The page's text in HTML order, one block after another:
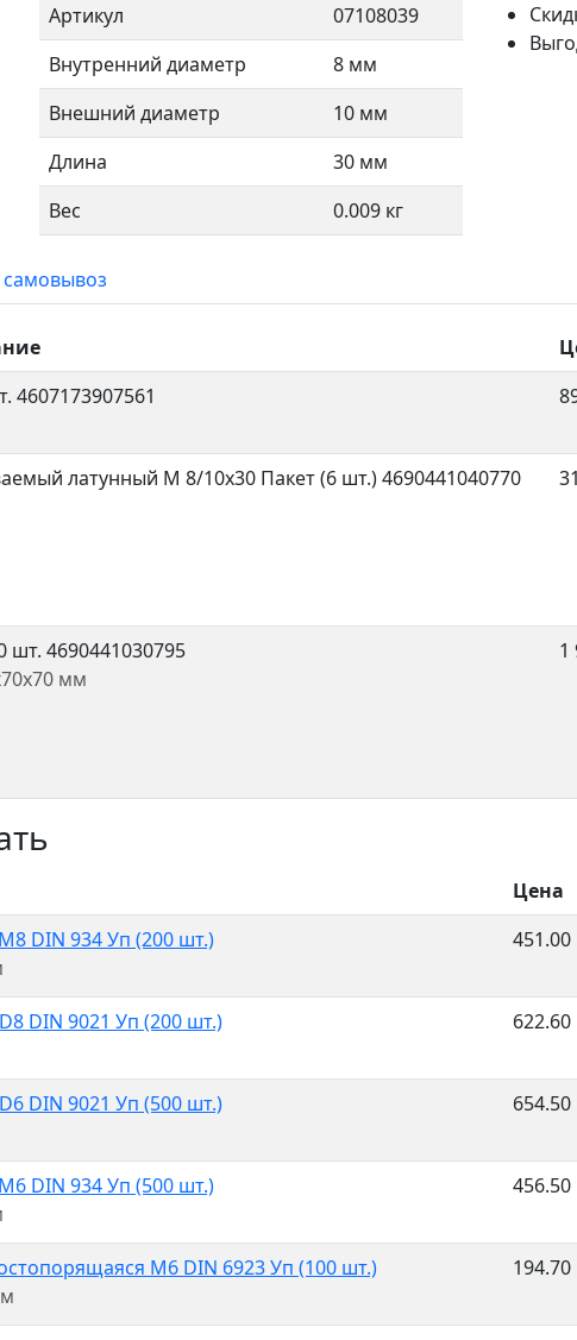
Артикул
07108039
Внутренний диаметр
8 мм
Внешний диаметр
10 мм
Длина
30 мм
Вес
0.009 кг
самовывоз
4607173907561
латунный М 8/10x30 Пакет (6 шт.)4690441040770
шт. 4690441030795
мм
1
Цена
DIN 934 Уп (200 шт.)
451.00
DIN 9021 Уп (200 шт.)
622.60
DIN 9021 Уп (500 шт.)
654.50
DIN 934 Уп (500 шт.)
456.50
M6 DIN 6923 Уп (100 шт.)
194.70